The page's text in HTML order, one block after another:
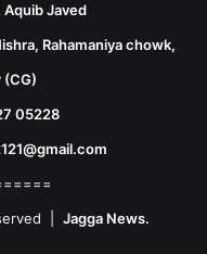
Javed
Rahamaniya chowk,
(CG)
05228
| Jagga News.